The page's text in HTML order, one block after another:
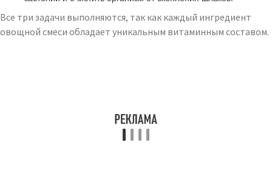
Все три задачи выполняются, так как каждый ингредиент
овощной смеси обладает уникальным витаминным составом.